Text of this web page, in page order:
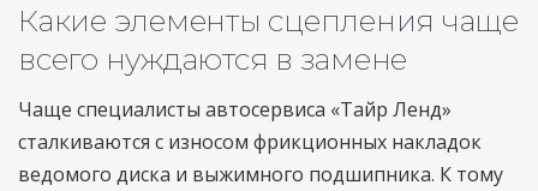
Какие элементы сцепления чаще
всего нуждаются в замене
Чаще специалисты автосервиса «Тайр Ленд»
сталкиваются с износом фрикционных накладок
ведомого диска и выжимного подшипника. К тому